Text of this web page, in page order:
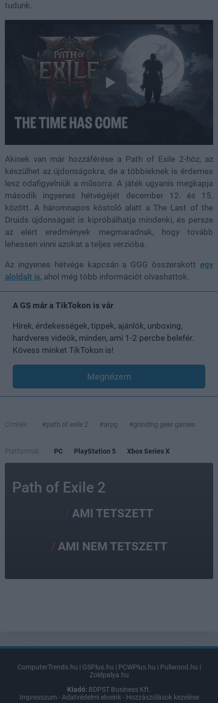
tudunk.
Akinek van már hozzáférése a Path of Exile 2-höz, az
készülhet az újdonságokra, de a többieknek is érdemes
lesz odafigyelniük a műsorra. A játék ugyanis megkapja
második ingyenes hétvégéjét december 12. és 15.
között. A háromnapos kóstoló alatt a The Last of the
Druids újdonságait is kipróbálhatja mindenki, és persze
az elért eredmények megmaradnak, hogy tovább
lehessen vinni azokat a teljes verzióba.
Az ingyenes hétvége kapcsán a GGG összerakott egy
aloldalt is, ahol még több információt olvashattok.
A GS már a TikTokon is vár
Hírek, érdekességek, tippek, ajánlók, unboxing,
hardveres videók, minden, ami 1-2 percbe belefér.
Kövess minket TikTokon is!
Megnézem
Címkék: #path of exile 2 #arpg #grinding gear games
Platformok: PC PlayStation 5 Xbox Series X
Path of Exile 2
AMI TETSZETT
AMI NEM TETSZETT
ComputerTrends.hu | GSPlus.hu | PCWPlus.hu | Puliwood.hu |
Zoldpalya.hu
Kiadó: BDPST Business Kft.
Impresszum - Adatvédelmi elveink - Hozzászólások kezelése